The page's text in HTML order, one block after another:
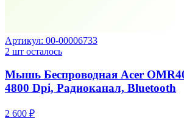
Артикул: 00-00006733
2 шт осталось
Мышь Беспроводная Acer
4800 Dpi, Радиоканал, Bluetooth
2 600 ₽